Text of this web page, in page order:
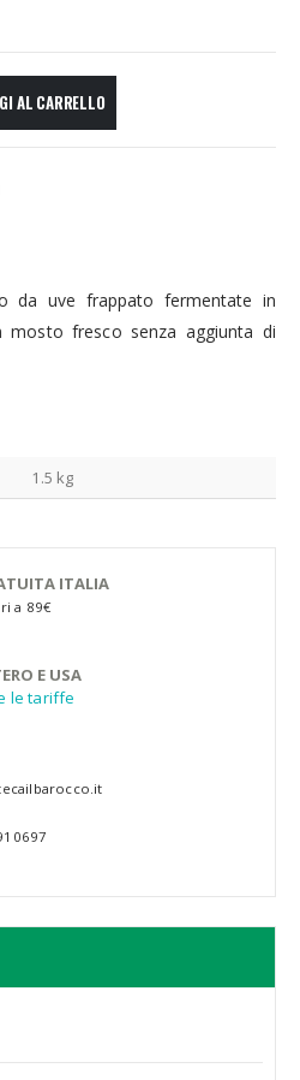
AL CARRELLO
da uve frappato fermentate in
fresco senza aggiunta di
1.5 kg
ITALIA
a 89€
E USA
le tariffe